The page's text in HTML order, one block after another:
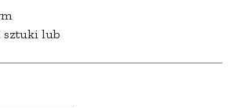
sztuki lub